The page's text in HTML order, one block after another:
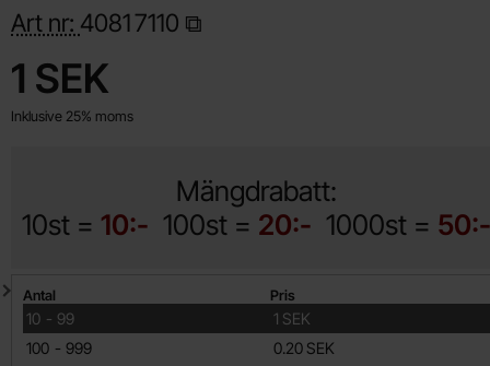
Art nr: 40817110
pris
1 SEK
Inklusive 25% moms
Mängdrabatt:
10st = 10:- 100st = 20:- 1000st = 50:-
Mängdrabatt
Antal Pris
10 -
till 99
1 SEK
100 -
till 999
0.20 SEK